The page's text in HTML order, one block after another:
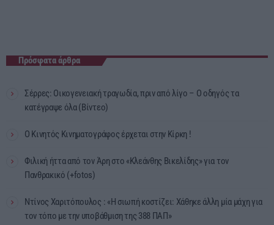
Πρόσφατα άρθρα
Σέρρες: Οικογενειακή τραγωδία, πριν από λίγο – Ο οδηγός τα
κατέγραψε όλα (Βίντεο)
Ο Κινητός Κινηματογράφος έρχεται στην Κίρκη !
Φιλική ήττα από τον Άρη στο «Κλεάνθης Βικελίδης» για τον
Πανθρακικό (+fotos)
Ντίνος Χαριτόπουλος : «Η σιωπή κοστίζει: Χάθηκε άλλη μία μάχη για
τον τόπο με την υποβάθμιση της 388 ΠΑΠ»